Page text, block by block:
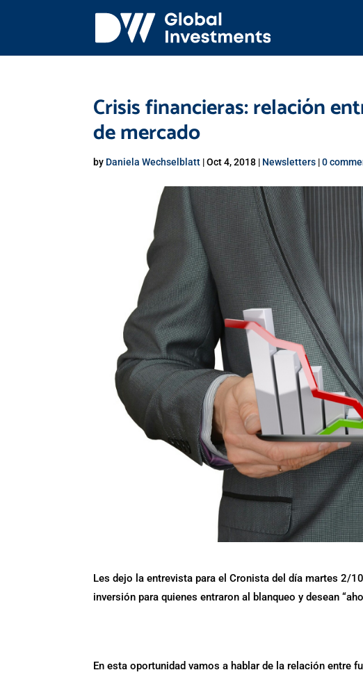
Crisis financieras: relación
de mercado
by Daniela Wechselblatt |Oct 4, 2018 | Newsletters |0
Les dejo la entrevista para el Cronista del día martes 2/
inversión para quienes entraron al blanqueo y desean
En esta oportunidad vamos a hablar de la relación entre